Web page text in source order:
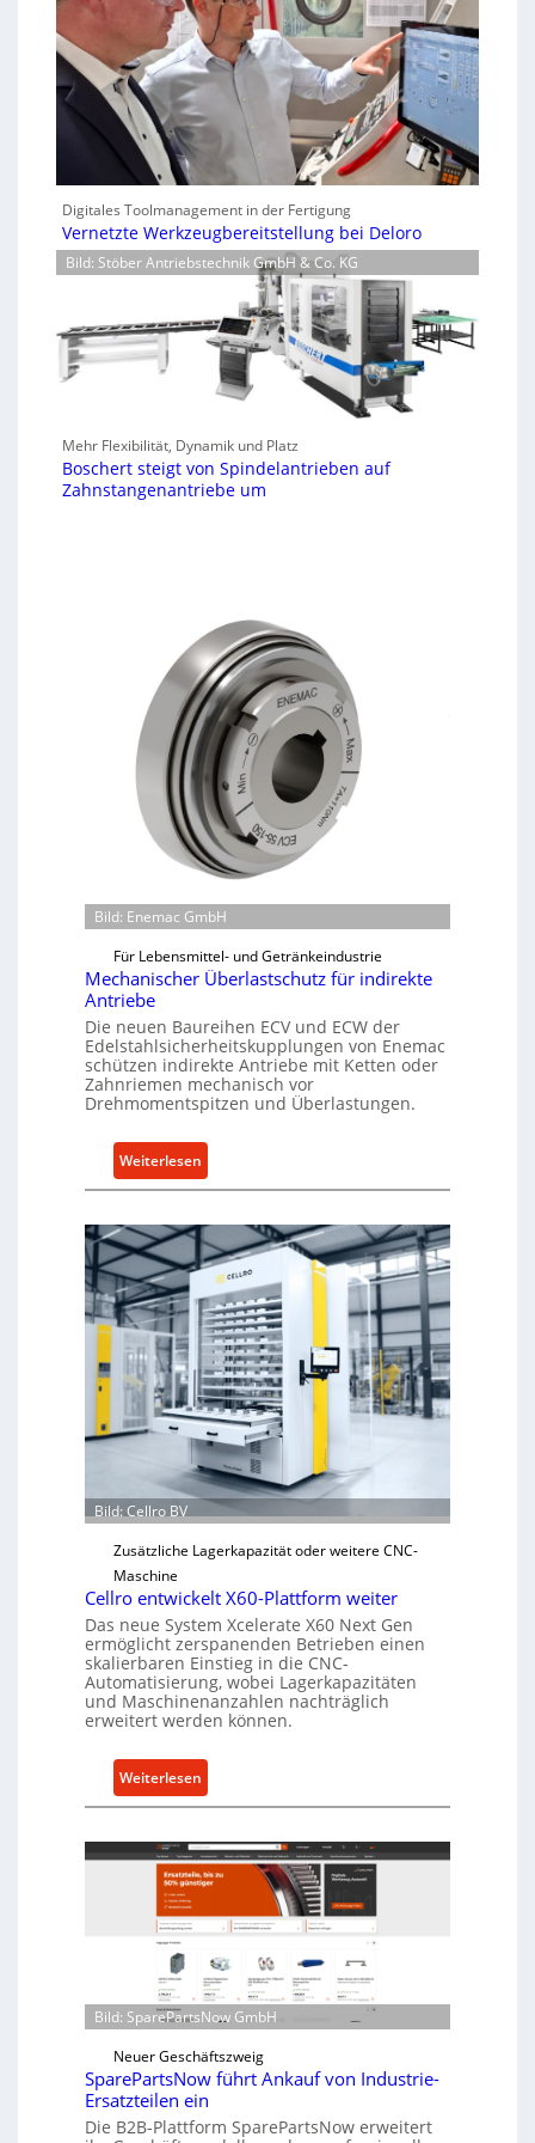
Digitales Toolmanagement in der Fertigung
Vernetzte Werkzeugbereitstellung bei Deloro
Bild: Stöber Antriebstechnik GmbH & Co. KG
Mehr Flexibilität, Dynamik und Platz
Boschert steigt von Spindelantrieben auf
Zahnstangenantriebe um
Bild: Enemac GmbH
Für Lebensmittel- und Getränkeindustrie
Mechanischer Überlastschutz für indirekte
Antriebe
Die neuen Baureihen ECV und ECW der
Edelstahlsicherheitskupplungen von Enemac
schützen indirekte Antriebe mit Ketten oder
Zahnriemen mechanisch vor
Drehmomentspitzen und Überlastungen.
Weiterlesen
M
c
h
n
i
c
h
e
Ü
r
a
s
t
s
c
u
z
f
ü
r
i
i
r
k
t
e
Bild: Cellro BV
Zusätzliche Lagerkapazität oder weitere CNC-
Maschine
Cellro entwickelt X60-Plattform weiter
Das neue System Xcelerate X60 Next Gen
ermöglicht zerspanenden Betrieben einen
skalierbaren Einstieg in die CNC-
Automatisierung, wobei Lagerkapazitäten
und Maschinenanzahlen nachträglich
erweitert werden können.
Weiterlesen
C
l
l
n
t
w
i
c
k
e
Bild: SparePartsNow GmbH
Neuer Geschäftszweig
SparePartsNow führt Ankauf von Industrie-
Ersatzteilen ein
Die B2B-Plattform SparePartsNow erweitert